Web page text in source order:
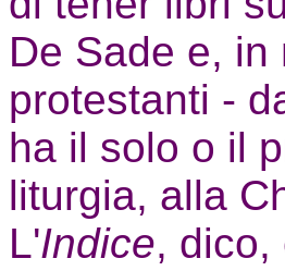
De Sade e,
protestanti -
ha il solo o il
liturgia, alla
L'Indice, dico,